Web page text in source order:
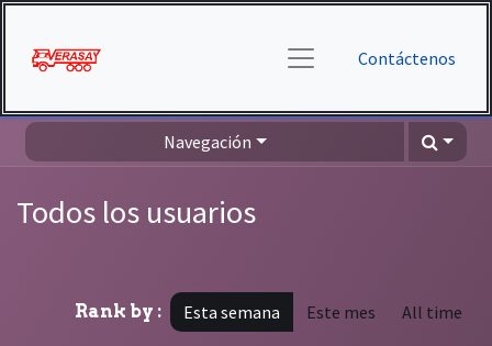
Contáctenos
Navegación
Todos los usuarios
Rank by : Esta semana Este mes All time